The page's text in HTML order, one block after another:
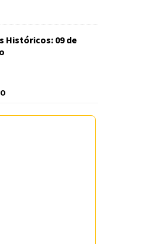
Históricos: 09 de